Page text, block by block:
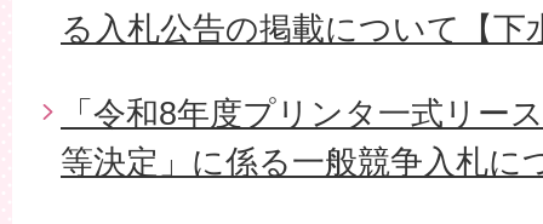
る入札公告の掲載について【下
「令和8年度プリンタ一式リー
等決定」に係る一般競争入札に